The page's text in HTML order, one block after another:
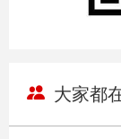
大家都